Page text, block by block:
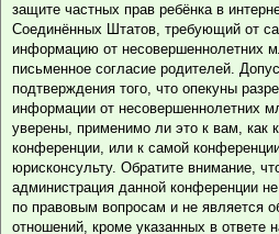
защите частных прав ребёнка в
Соединённых Штатов, требующий от
информацию от несовершеннолетних
письменное согласие родителей.
подтверждения того, что опекуны
информации от несовершеннолетних
уверены, применимо ли это к вам, как
конференции, или к самой
юрисконсульту. Обратите внимание,
администрация данной конференции
по правовым вопросам и не является
отношений, кроме указанных в ответе